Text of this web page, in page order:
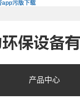
app污版下载
产品中心